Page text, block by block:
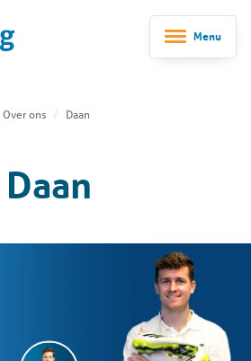
Menu
Over ons Daan
Daan